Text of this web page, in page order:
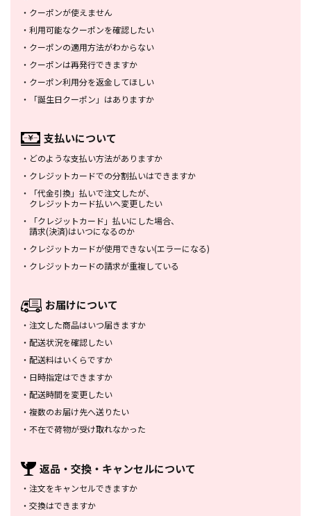
・ クーポンが使えません
・ 利用可能なクーポンを確認したい
・ クーポンの適用方法がわからない
・ クーポンは再発行できますか
・ クーポン利用分を返金してほしい
・
「誕生日クーポン」はありますか
支払いについて
・ どのような支払い方法がありますか
・ クレジットカードでの分割払いはできますか
・
「代金引換」払いで注文したが、
クレジットカード払いへ変更したい
・
「クレジットカード」払いにした場合、
請求(決済)はいつになるのか
・ クレジットカードが使用できない(エラーになる)
・ クレジットカードの請求が重複している
お届けについて
・ 注文した商品はいつ届きますか
・ 配送状況を確認したい
・ 配送料はいくらですか
・ 日時指定はできますか
・ 配送時間を変更したい
・ 複数のお届け先へ送りたい
・ 不在で荷物が受け取れなかった
返品・交換・ キャンセルについて
・ 注文をキャンセルできますか
・ 交換はできますか